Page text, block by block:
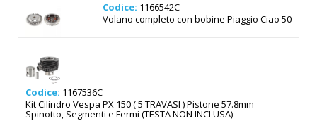
Codice: 1166542C
Volano completo con bobine Piaggio Ciao 50
Codice: 1167536C
Kit Cilindro Vespa PX 150 ( 5 TRAVASI ) Pistone 57.8mm
Spinotto, Segmenti e Fermi (TESTA NON INCLUSA)